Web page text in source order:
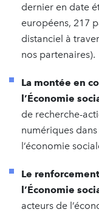
dernier en date
européens, 217
distanciel à
nos partenaires).
La montée en
l’Économie
de recherche-
numériques
l’économie
Le
l’Économie
acteurs de